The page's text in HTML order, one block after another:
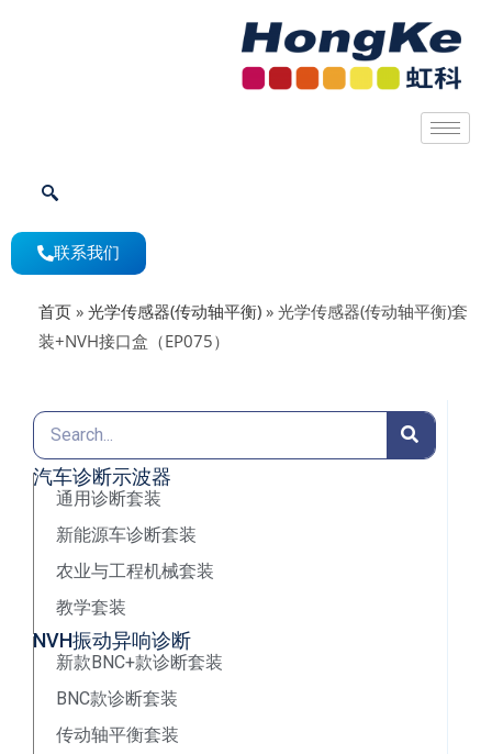
联系我们
首页 » 光学传感器(传动轴平衡) » 光学传感器(传动轴平衡)套
装+NVH接口盒（EP075）
汽车诊断示波器
通用诊断套装
新能源车诊断套装
农业与工程机械套装
教学套装
NVH振动异响诊断
新款BNC+款诊断套装
BNC款诊断套装
传动轴平衡套装